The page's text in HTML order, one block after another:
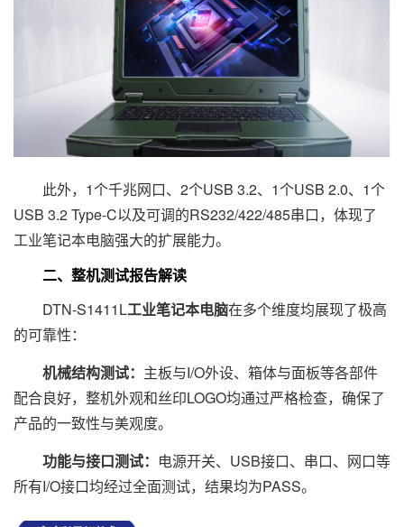
此外，1个千兆网口、2个USB 3.2、1个USB 2.0、1个
USB 3.2 Type-C以及可调的RS232/422/485串口，体现了
工业笔记本电脑强大的扩展能力。
二、整机测试报告解读
DTN-S1411L工业笔记本电脑在多个维度均展现了极高
的可靠性：
机械结构测试： 主板与I/O外设、箱体与面板等各部件
配合良好，整机外观和丝印LOGO均通过严格检查，确保了
产品的一致性与美观度。
功能与接口测试： 电源开关、USB接口、串口、网口等
所有I/O接口均经过全面测试，结果均为PASS。